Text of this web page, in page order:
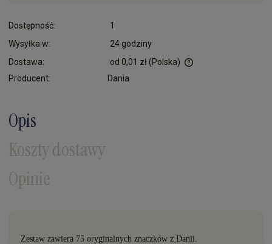
Dostępność:
1
Wysyłka w:
24 godziny
Dostawa:
od 0,01 zł(Polska)
Producent: Dania
Opis
Koszty dostawy
Opinie
Zestaw zawiera 75 oryginalnych znaczków z Danii.